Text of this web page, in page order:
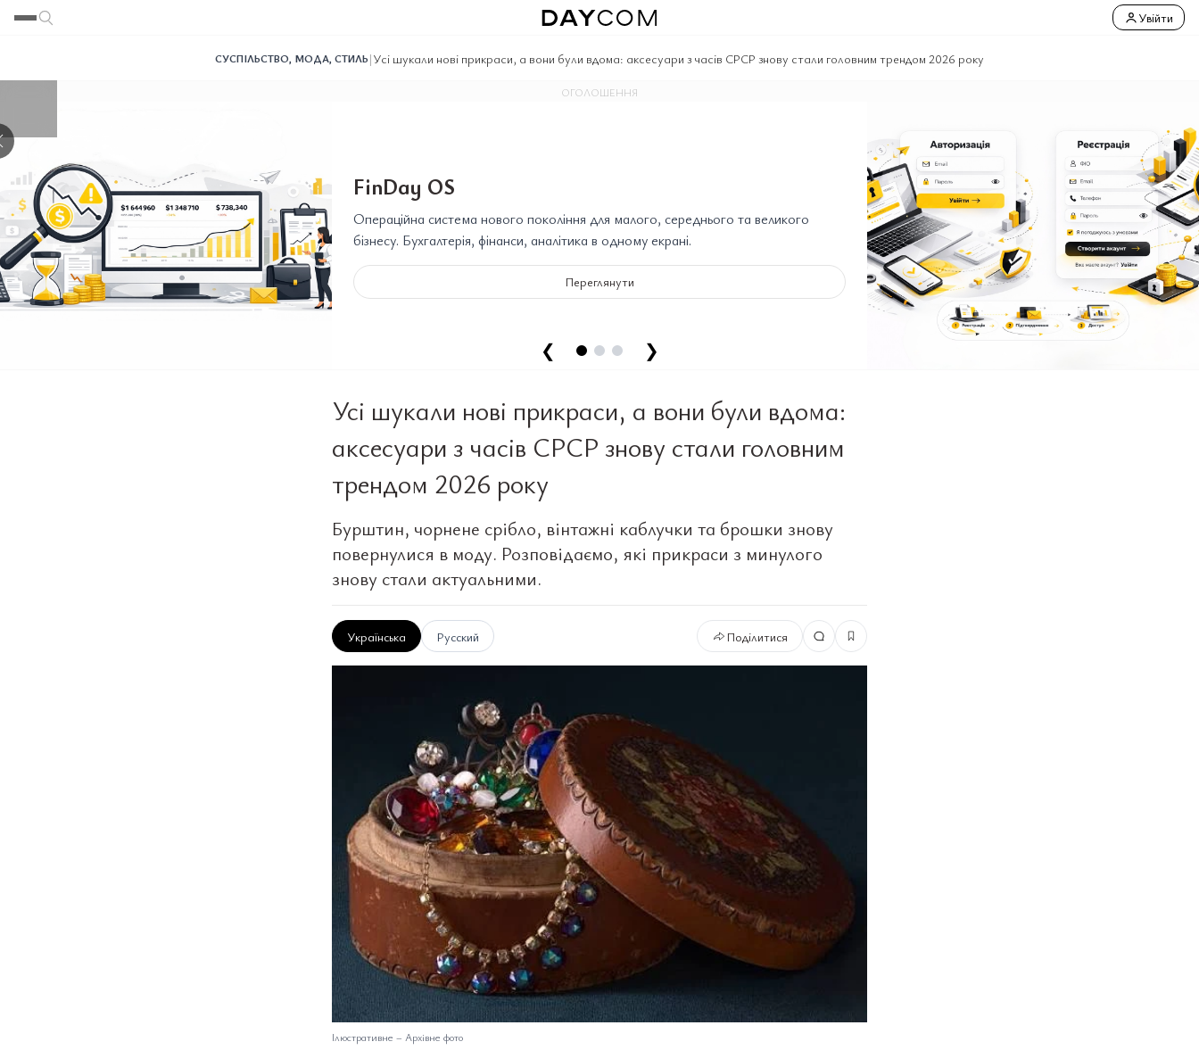
Увійти
СУСПІЛЬСТВО, МОДА, СТИЛЬ|Усі шукали нові прикраси, а вони були вдома: аксесуари з часів СРСР знову стали головним трендом 2026 року
ОГОЛОШЕННЯ
FinDay OS
Операційна система нового покоління для малого, середнього та великого
бізнесу. Бухгалтерія, фінанси, аналітика в одному екрані.
Переглянути
❮ ❯
Усі шукали нові прикраси, а вони були вдома:
аксесуари з часів СРСР знову стали головним
трендом 2026 року
Бурштин, чорнене срібло, вінтажні каблучки та брошки знову
повернулися в моду. Розповідаємо, які прикраси з минулого
знову стали актуальними.
Українська Русский Поділитися
Ілюстративне – Архівне фото